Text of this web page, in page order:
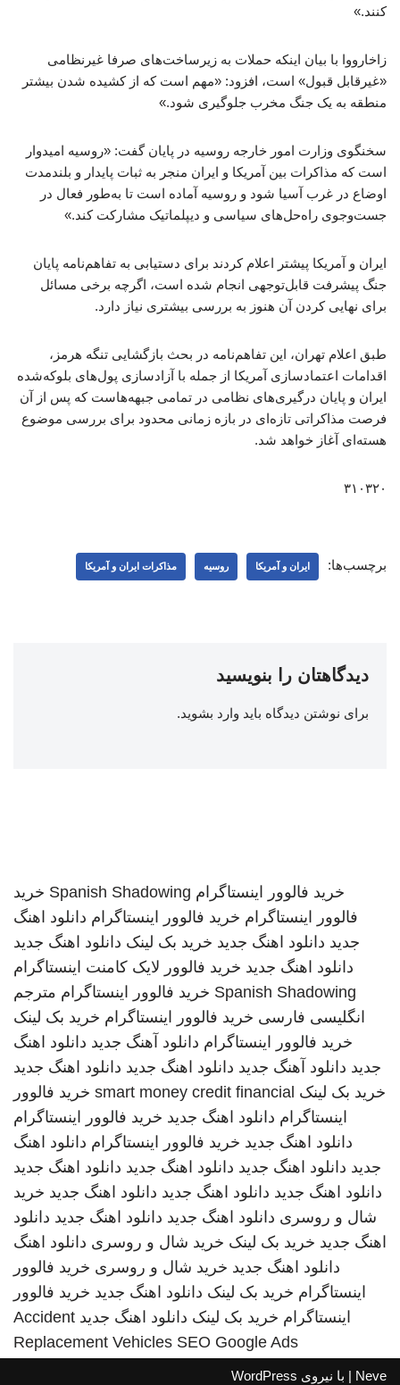
کنند.»
زاخارووا با بیان اینکه حملات به زیرساخت‌های صرفا غیرنظامی
«غیرقابل قبول» است، افزود: «مهم است که از کشیده شدن بیشتر
منطقه به یک جنگ مخرب جلوگیری شود.»
سخنگوی وزارت امور خارجه روسیه در پایان گفت: «روسیه امیدوار
است که مذاکرات بین آمریکا و ایران منجر به ثبات پایدار و بلندمدت
اوضاع در غرب آسیا شود و روسیه آماده است تا به‌طور فعال در
جست‌وجوی راه‌حل‌های سیاسی و دیپلماتیک مشارکت کند.»
ایران و آمریکا پیشتر اعلام کردند برای دستیابی به تفاهم‌نامه پایان
جنگ پیشرفت قابل‌توجهی انجام شده است، اگرچه برخی مسائل
برای نهایی کردن آن هنوز به بررسی بیشتری نیاز دارد.
طبق اعلام تهران، این تفاهم‌نامه در بحث بازگشایی تنگه هرمز،
اقدامات اعتمادسازی آمریکا از جمله با آزادسازی پول‌های بلوکه‌شده
ایران و پایان درگیری‌های نظامی در تمامی جبهه‌هاست که پس از آن
فرصت مذاکراتی تازه‌ای در بازه زمانی محدود برای بررسی موضوع
هسته‌ای آغاز خواهد شد.
۳۱۰۳۲۰
برچسب‌ها: ایران و آمریکا روسیه مذاکرات ایران و آمریکا
دیدگاهتان را بنویسید
برای نوشتن دیدگاه باید وارد بشوید.
خرید فالوور اینستاگرام Spanish Shadowing خرید
فالوور اینستاگرام خرید فالوور اینستاگرام دانلود اهنگ
جدید دانلود اهنگ جدید خرید بک لینک دانلود اهنگ جدید
دانلود اهنگ جدید خرید فالوور لایک کامنت اینستاگرام
Spanish Shadowing خرید فالوور اینستاگرام مترجم
انگلیسی فارسی خرید فالوور اینستاگرام خرید بک لینک
خرید فالوور اینستاگرام دانلود آهنگ جدید دانلود اهنگ
جدید دانلود آهنگ جدید دانلود اهنگ جدید دانلود اهنگ جدید
خرید بک لینک smart money credit financial خرید فالوور
اینستاگرام دانلود اهنگ جدید خرید فالوور اینستاگرام
دانلود اهنگ جدید خرید فالوور اینستاگرام دانلود اهنگ
جدید دانلود اهنگ جدید دانلود اهنگ جدید دانلود اهنگ جدید
دانلود اهنگ جدید دانلود اهنگ جدید دانلود اهنگ جدید خرید
شال و روسری دانلود اهنگ جدید دانلود اهنگ جدید دانلود
اهنگ جدید خرید بک لینک خرید شال و روسری دانلود اهنگ
دانلود اهنگ جدید خرید شال و روسری خرید فالوور
اینستاگرام خرید بک لینک دانلود اهنگ جدید خرید فالوور
اینستاگرام خرید بک لینک دانلود اهنگ جدید Accident
Replacement Vehicles SEO Google Ads
Neve | با نیروی WordPress